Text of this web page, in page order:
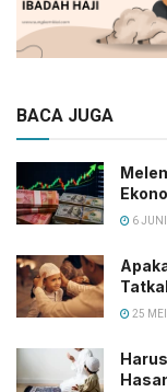
BACA JUGA
6
25